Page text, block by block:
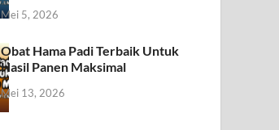
Mei 5, 2026
Obat Hama Padi Terbaik Untuk
Hasil Panen Maksimal
Mei 13, 2026